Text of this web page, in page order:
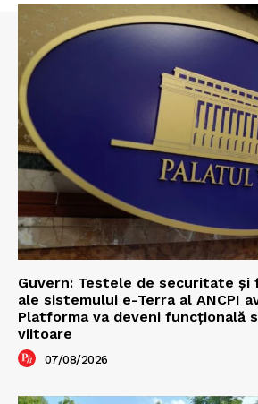
Guvern: Testele de securitate
ale sistemului e-Terra al ANCPI
Platforma va deveni funcțională
viitoare
07/08/2026